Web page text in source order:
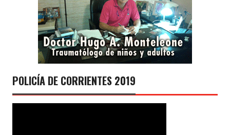
POLICÍA DE CORRIENTES 2019